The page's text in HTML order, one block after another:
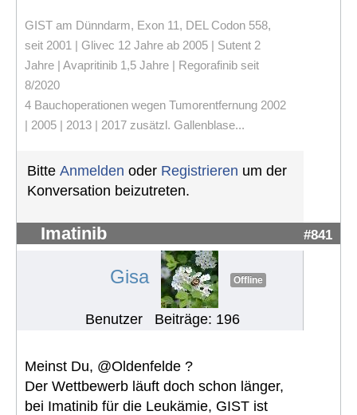
GIST am Dünndarm, Exon 11, DEL Codon 558,
seit 2001 | Glivec 12 Jahre ab 2005 | Sutent 2
Jahre | Avapritinib 1,5 Jahre | Regorafinib seit
8/2020
4 Bauchoperationen wegen Tumorentfernung 2002
| 2005 | 2013 | 2017 zusätzl. Gallenblase...
Bitte Anmelden oder Registrieren um der
Konversation beizutreten.
Imatinib #841
Gisa Offline
Benutzer Beiträge: 196
Meinst Du, @Oldenfelde ?
Der Wettbewerb läuft doch schon länger,
bei Imatinib für die Leukämie, GIST ist